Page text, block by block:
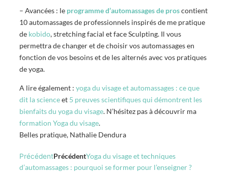
– Avancées : le programme d’automassages de proscontient
10 automassages de professionnels inspirés de me pratique
de kobido, stretching facial et face Sculpting. Il vous
permettra de changer et de choisir vos automassages en
fonction de vos besoins et de les alternés avec vos pratiques
de yoga.
A lire également : yoga du visage et automassages : ce que
dit la scienceet 5 preuves scientifiques qui démontrent les
bienfaits du yoga du visage. N’hésitez pas à découvrir ma
formation Yoga du visage.
Belles pratique, Nathalie Dendura
PrécédentPrécédentYoga du visage et techniques
d’automassages : pourquoi se former pour l’enseigner ?